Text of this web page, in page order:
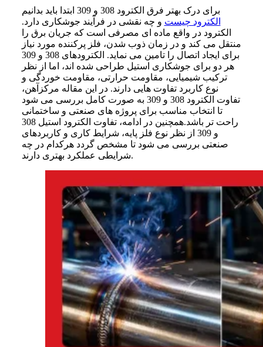
برای درک بهتر فرق الکترود 308 و 309 ابتدا باید بدانیم
الکترود چیست و چه نقشی در فرآیند جوشکاری دارد.
الکترود در واقع ماده ای مصرفی است که جریان برق را
منتقل می کند و در زمان ذوب شدن، فلز پرکننده مورد نیاز
برای ایجاد اتصال را تامین می نماید. الکترودهای 308 و 309
هر دو برای جوشکاری استیل طراحی شده اند، اما از نظر
ترکیب شیمیایی، مقاومت حرارتی، مقاومت خوردگی و
نوع کاربرد تفاوت هایی دارند. در این مقاله مرکزآهن،
تفاوت الکترود 308 و 309 به صورت کامل بررسی می شود
تا انتخاب مناسب برای پروژه های صنعتی و ساختمانی
راحت تر باشد.همچنین در ادامه، تفاوت الکترود استیل 308
و 309 از نظر نوع فلز پایه، شرایط کاری و کاربردهای
صنعتی بررسی می شود تا مشخص گردد هرکدام در چه
شرایطی عملکرد بهتری دارند.